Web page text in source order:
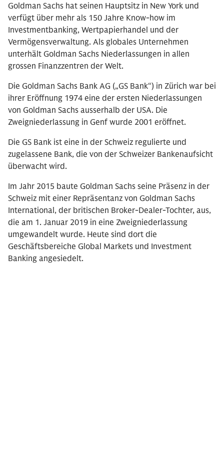
Goldman Sachs hat seinen Hauptsitz in New York und
verfügt über mehr als 150 Jahre Know-how im
Investmentbanking, Wertpapierhandel und der
Vermögensverwaltung. Als globales Unternehmen
unterhält Goldman Sachs Niederlassungen in allen
grossen Finanzzentren der Welt.
Die Goldman Sachs Bank AG („GS Bank“) in Zürich war bei
ihrer Eröffnung 1974 eine der ersten Niederlassungen
von Goldman Sachs ausserhalb der USA. Die
Zweigniederlassung in Genf wurde 2001 eröffnet.
Die GS Bank ist eine in der Schweiz regulierte und
zugelassene Bank, die von der Schweizer Bankenaufsicht
überwacht wird.
Im Jahr 2015 baute Goldman Sachs seine Präsenz in der
Schweiz mit einer Repräsentanz von Goldman Sachs
International, der britischen Broker-Dealer-Tochter, aus,
die am 1. Januar 2019 in eine Zweigniederlassung
umgewandelt wurde. Heute sind dort die
Geschäftsbereiche Global Markets und Investment
Banking angesiedelt.